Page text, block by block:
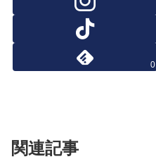
0
関連記事